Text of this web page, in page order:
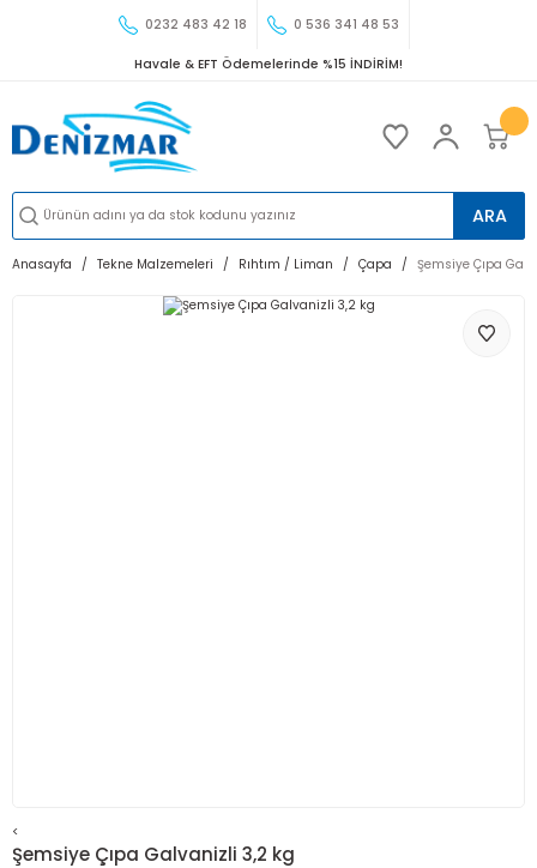
0232 483 42 18 0 536 341 48 53
Havale & EFT Ödemelerinde %15 İNDİRİM!
ARA
Anasayfa Tekne Malzemeleri Rıhtım / Liman Çapa Şemsiye Çıpa
<
Şemsiye Çıpa Galvanizli 3,2 kg